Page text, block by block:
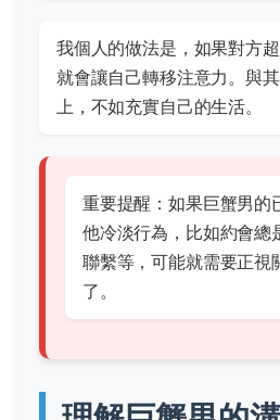
我個人的做法是，如果對方
就會讓自己轉移注意力。與
上，不如充實自己的生活。
重要提醒：如果巨蟹男的
他冷淡行為，比如約會總
聯繫等，可能就需要正視
了。